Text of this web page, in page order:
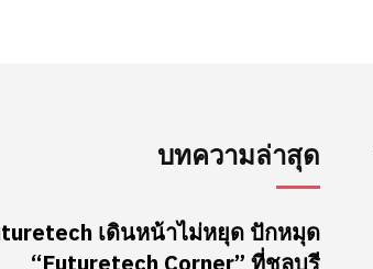
บทความล่าสุด
เดินหน้าไม่หยุด ปักหมุด